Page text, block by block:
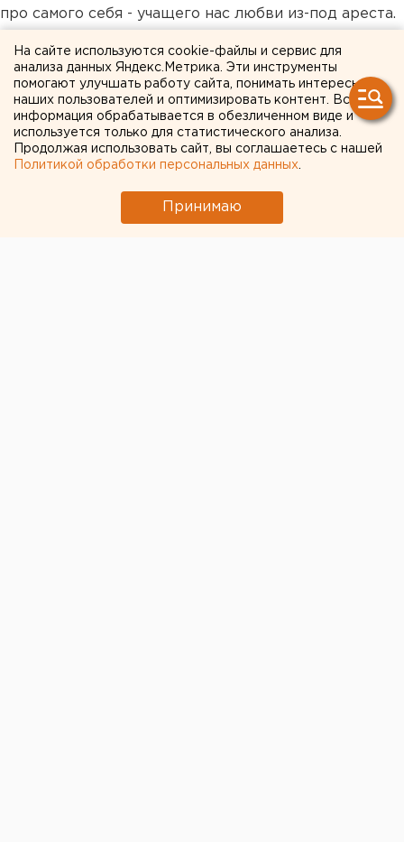
про самого себя - учащего нас любви из-под ареста.
На сайте используются cookie-файлы и сервис для
анализа данных Яндекс.Метрика. Эти инструменты
помогают улучшать работу сайта, понимать интересы
наших пользователей и оптимизировать контент. Вся
информация обрабатывается в обезличенном виде и
используется только для статистического анализа.
Продолжая использовать сайт, вы соглашаетесь с нашей
Политикой обработки персональных данных
Принимаю